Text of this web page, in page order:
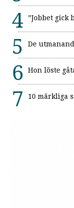
”Jobbet gick
De
Hon löste
10 märkliga